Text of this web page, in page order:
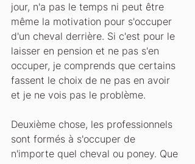
jour, n'a pas le temps ni peut être
même la motivation pour s'occuper
d'un cheval derrière. Si c'est pour le
laisser en pension et ne pas s'en
occuper, je comprends que certains
fassent le choix de ne pas en avoir
et je ne vois pas le problème.
Deuxième chose, les professionnels
sont formés à s'occuper de
n'importe quel cheval ou poney. Que